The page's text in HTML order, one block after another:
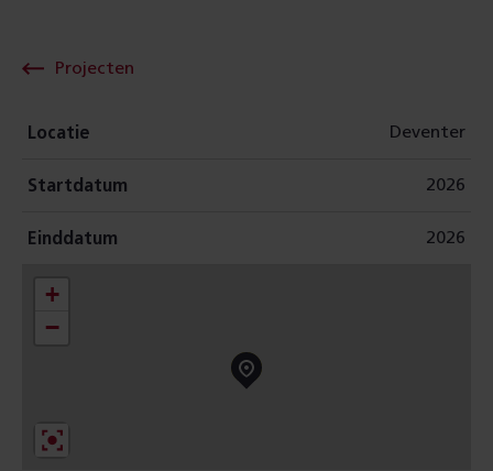
Projecten
Locatie Deventer
Startdatum 2026
Einddatum 2026
+
−